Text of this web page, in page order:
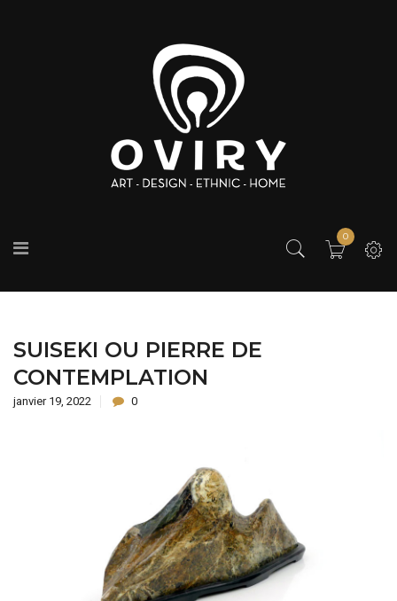
0
SUISEKI OU PIERRE DE
CONTEMPLATION
janvier 19, 2022 0